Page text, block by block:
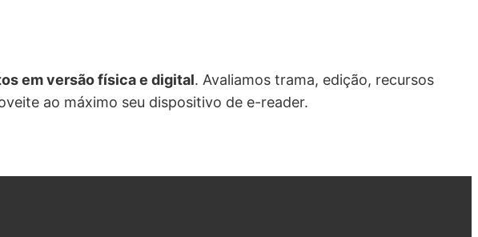
em versão física e digital. Avaliamos trama, edição, recursos
ao máximo seu dispositivo de e-reader.